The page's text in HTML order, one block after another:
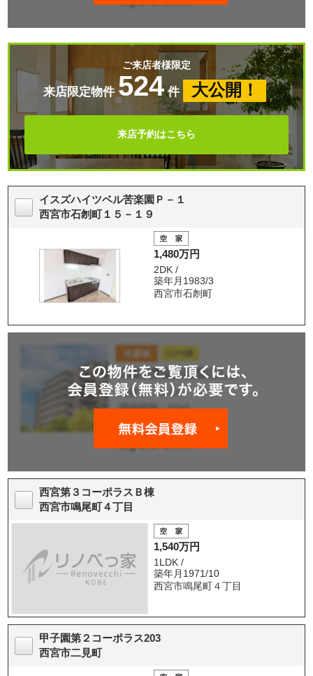
ご来店者様限定
来店限定物件 524 件 大公開！
来店予約はこちら
イスズハイツベル苦楽園Ｐ－１
西宮市石刎町１５－１９
1,480万円
2DK /
築年月1983/3
西宮市石刎町
西宮第３コーポラスＢ棟
西宮市鳴尾町４丁目
1,540万円
1LDK /
築年月1971/10
西宮市鳴尾町４丁目
甲子園第２コーポラス203
西宮市二見町